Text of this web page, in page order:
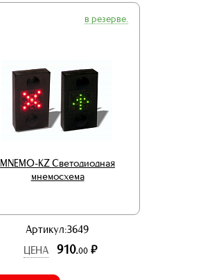
в резерве.
MNEMO-KZ Светодиодная
мнемосхема
Артикул:3649
ЦЕНА
910.00 р.